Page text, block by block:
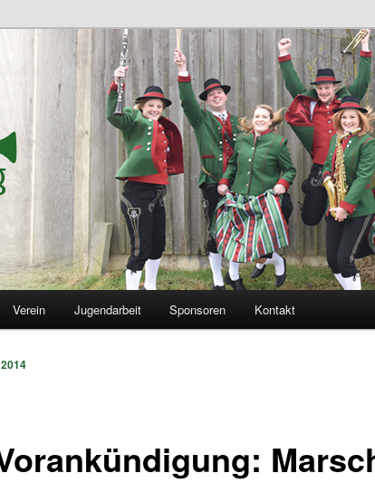
Allhaming
Verein Jugendarbeit Sponsoren Kontakt